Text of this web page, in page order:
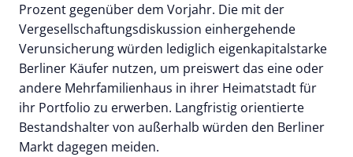
Prozent gegenüber dem Vorjahr. Die mit der
Vergesellschaftungsdiskussion einhergehende
Verunsicherung würden lediglich eigenkapitalstarke
Berliner Käufer nutzen, um preiswert das eine oder
andere Mehrfamilienhaus in ihrer Heimatstadt für
ihr Portfolio zu erwerben. Langfristig orientierte
Bestandshalter von außerhalb würden den Berliner
Markt dagegen meiden.